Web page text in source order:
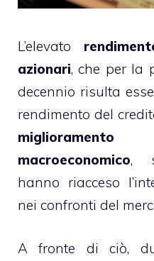
L’elevato
azionari, che per la
decennio risulta
rendimento del
macroeconomico,
hanno riacceso
nei confronti del
A fronte di ciò,